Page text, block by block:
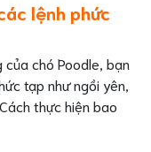
lệnh phức
chó Poodle, bạn
tạp như ngồi yên,
thực hiện bao